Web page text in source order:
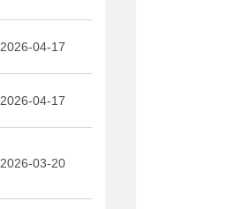
2026-04-17
2026-04-17
2026-03-20